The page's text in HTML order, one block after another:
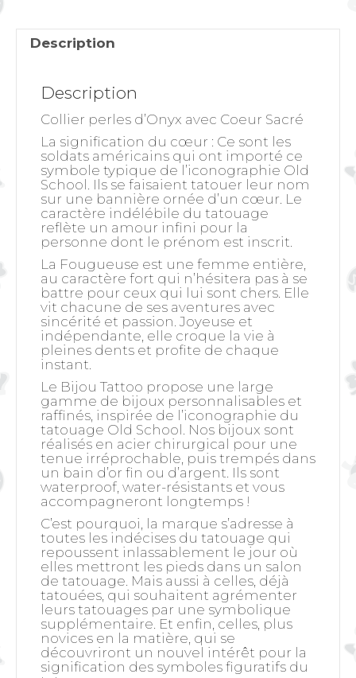
Description
Description
Collier perles d’Onyx avec Coeur Sacré
La signification du cœur : Ce sont les
soldats américains qui ont importé ce
symbole typique de l’iconographie Old
School. Ils se faisaient tatouer leur nom
sur une bannière ornée d’un cœur. Le
caractère indélébile du tatouage
reflète un amour infini pour la
personne dont le prénom est inscrit.
La Fougueuse est une femme entière,
au caractère fort qui n’hésitera pas à se
battre pour ceux qui lui sont chers. Elle
vit chacune de ses aventures avec
sincérité et passion. Joyeuse et
indépendante, elle croque la vie à
pleines dents et profite de chaque
instant.
Le Bijou Tattoo propose une large
gamme de bijoux personnalisables et
raffinés, inspirée de l’iconographie du
tatouage Old School. Nos bijoux sont
réalisés en acier chirurgical pour une
tenue irréprochable, puis trempés dans
un bain d’or fin ou d’argent. Ils sont
waterproof, water-résistants et vous
accompagneront longtemps !
C’est pourquoi, la marque s’adresse à
toutes les indécises du tatouage qui
repoussent inlassablement le jour où
elles mettront les pieds dans un salon
de tatouage. Mais aussi à celles, déjà
tatouées, qui souhaitent agrémenter
leurs tatouages par une symbolique
supplémentaire. Et enfin, celles, plus
novices en la matière, qui se
découvriront un nouvel intérêt pour la
signification des symboles figuratifs du